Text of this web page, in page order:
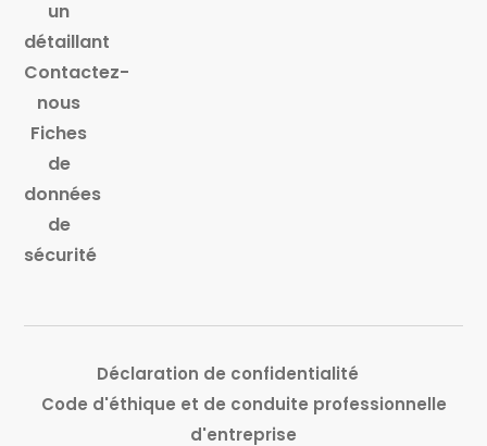
un
détaillant
Contactez-
nous
Fiches
de
données
de
sécurité
Déclaration de confidentialité
Code d'éthique et de conduite professionnelle
d'entreprise